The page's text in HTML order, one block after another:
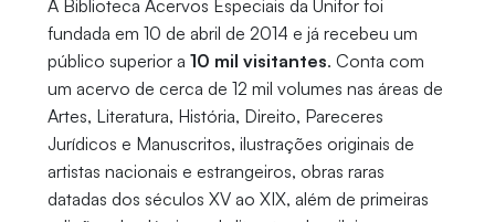
A Biblioteca Acervos Especiais da Unifor foi
fundada em 10 de abril de 2014 e já recebeu um
público superior a 10 mil visitantes. Conta com
um acervo de cerca de 12 mil volumes nas áreas de
Artes, Literatura, História, Direito, Pareceres
Jurídicos e Manuscritos, ilustrações originais de
artistas nacionais e estrangeiros, obras raras
datadas dos séculos XV ao XIX, além de primeiras